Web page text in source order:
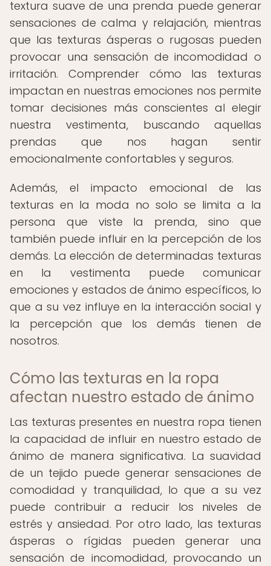
textura suave de una prenda puede generar
sensaciones de calma y relajación, mientras
que las texturas ásperas o rugosas pueden
provocar una sensación de incomodidad o
irritación. Comprender cómo las texturas
impactan en nuestras emociones nos permite
tomar decisiones más conscientes al elegir
nuestra vestimenta, buscando aquellas
prendas que nos hagan sentir
emocionalmente confortables y seguros.
Además, el impacto emocional de las
texturas en la moda no solo se limita a la
persona que viste la prenda, sino que
también puede influir en la percepción de los
demás. La elección de determinadas texturas
en la vestimenta puede comunicar
emociones y estados de ánimo específicos, lo
que a su vez influye en la interacción social y
la percepción que los demás tienen de
nosotros.
Cómo las texturas en la ropa
afectan nuestro estado de ánimo
Las texturas presentes en nuestra ropa tienen
la capacidad de influir en nuestro estado de
ánimo de manera significativa. La suavidad
de un tejido puede generar sensaciones de
comodidad y tranquilidad, lo que a su vez
puede contribuir a reducir los niveles de
estrés y ansiedad. Por otro lado, las texturas
ásperas o rígidas pueden generar una
sensación de incomodidad, provocando un